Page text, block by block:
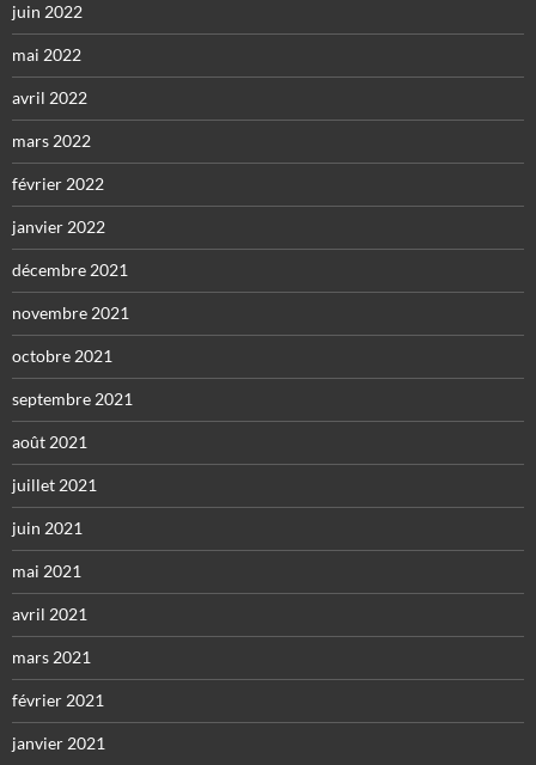
juin 2022
mai 2022
avril 2022
mars 2022
février 2022
janvier 2022
décembre 2021
novembre 2021
octobre 2021
septembre 2021
août 2021
juillet 2021
juin 2021
mai 2021
avril 2021
mars 2021
février 2021
janvier 2021